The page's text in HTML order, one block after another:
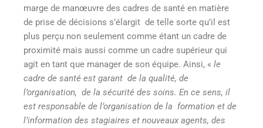
marge de manœuvre des cadres de santé en matière
de prise de décisions s’élargit de telle sorte qu’il est
plus perçu non seulement comme étant un cadre de
proximité mais aussi comme un cadre supérieur qui
agit en tant que manager de son équipe. Ainsi, « le
cadre de santé est garant de la qualité, de
l’organisation, de la sécurité des soins. En ce sens, il
est responsable de l’organisation de la formation et de
l’information des stagiaires et nouveaux agents, des